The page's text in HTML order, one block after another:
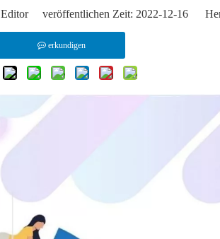
veröffentlichen Zeit: 2022-12-16
erkundigen